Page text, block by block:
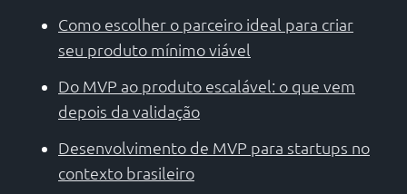
Como escolher o parceiro ideal para criar
seu produto mínimo viável
Do MVP ao produto escalável: o que vem
depois da validação
Desenvolvimento de MVP para startups no
contexto brasileiro